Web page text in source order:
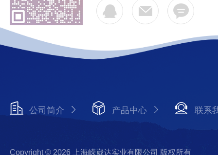
公司简介 产品中心 联系
Copyright © 2026 上海嵘崴达实业有限公司 版权所有